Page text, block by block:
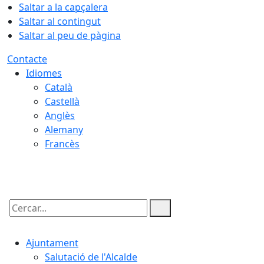
Saltar a la capçalera
Saltar al contingut
Saltar al peu de pàgina
Contacte
Idiomes
Català
Castellà
Anglès
Alemany
Francès
Cercar:
Ajuntament
Salutació de l'Alcalde